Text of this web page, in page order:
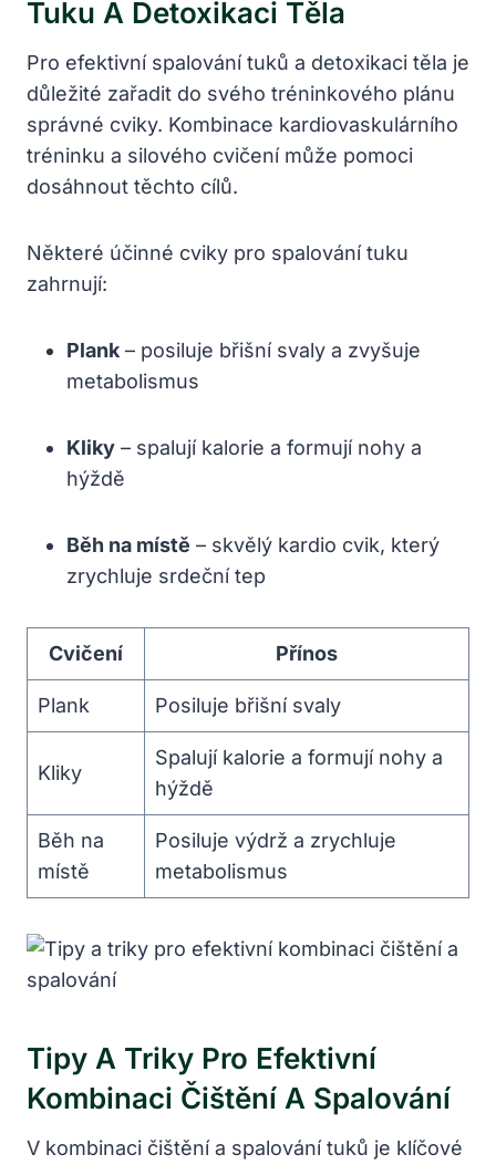
Tuku A Detoxikaci Těla
Pro efektivní spalování tuků a detoxikaci těla je
důležité zařadit do svého tréninkového plánu
správné cviky. Kombinace kardiovaskulárního
tréninku a silového cvičení může pomoci
dosáhnout těchto cílů.
Některé účinné cviky pro spalování tuku
zahrnují:
Plank – posiluje břišní svaly a zvyšuje
metabolismus
Kliky – spalují kalorie a formují nohy a
hýždě
Běh na místě – skvělý kardio cvik, který
zrychluje srdeční tep
Cvičení Přínos
Plank Posiluje břišní svaly
Kliky
Spalují kalorie a formují nohy a
hýždě
Běh na
místě
Posiluje výdrž a zrychluje
metabolismus
Tipy A Triky Pro Efektivní
Kombinaci Čištění A Spalování
V kombinaci čištění a spalování tuků je klíčové